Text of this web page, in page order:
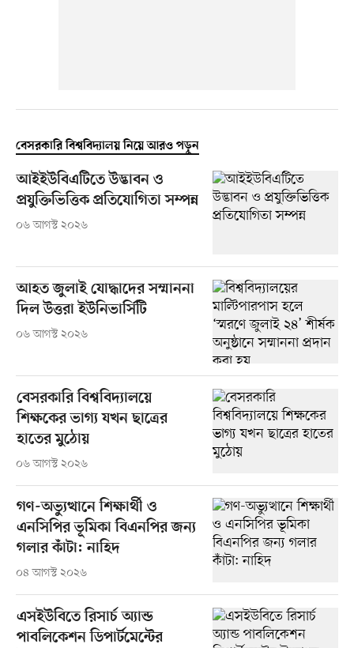
বেসরকারি বিশ্ববিদ্যালয় নিয়ে আরও পড়ুন
আইইউবিএটিতে উদ্ভাবন ও
প্রযুক্তিভিত্তিক প্রতিযোগিতা সম্পন্ন
০৬ আগস্ট ২০২৬
আহত জুলাই যোদ্ধাদের সম্মাননা
দিল উত্তরা ইউনিভার্সিটি
০৬ আগস্ট ২০২৬
বেসরকারি বিশ্ববিদ্যালয়ে
শিক্ষকের ভাগ্য যখন ছাত্রের
হাতের মুঠোয়
০৬ আগস্ট ২০২৬
গণ-অভ্যুত্থানে শিক্ষার্থী ও
এনসিপির ভূমিকা বিএনপির জন্য
গলার কাঁটা: নাহিদ
০৪ আগস্ট ২০২৬
এসইউবিতে রিসার্চ অ্যান্ড
পাবলিকেশন ডিপার্টমেন্টের